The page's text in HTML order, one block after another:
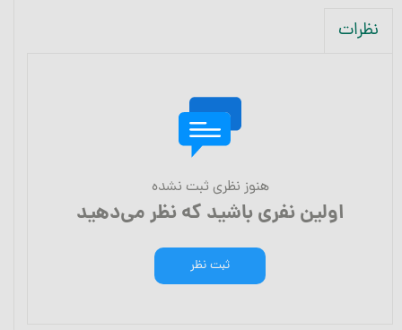
نظرات
هنوز نظری ثبت نشده
اولین نفری باشید که نظر می‌دهید
ثبت نظر